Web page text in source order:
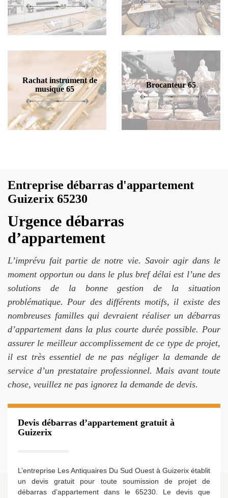
Rachat instrument de
musique 65
Brocanteur 65
Entreprise débarras d'appartement
Guizerix 65230
Urgence débarras
d’appartement
L’imprévu fait partie de notre vie. Savoir agir dans le
moment opportun ou dans le plus bref délai est l’une des
solutions de la bonne gestion de la situation
problématique. Pour des différents motifs, il existe des
nombreuses familles qui devraient réaliser un débarras
d’appartement dans la plus courte durée possible. Pour
assurer le meilleur accomplissement de ce type de projet,
il est très essentiel de ne pas négliger la demande de
service d’un prestataire professionnel. Mais avant toute
chose, veuillez ne pas ignorez la demande de devis.
Devis débarras d’appartement gratuit à
Guizerix
L’entreprise Les Antiquaires Du Sud Ouest à Guizerix établit
un devis gratuit pour toute soumission de projet de
débarras d’appartement dans le 65230. Le devis que